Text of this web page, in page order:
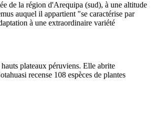
de la région d'Arequipa (sud), à une altitude
auquel il appartient "se caractérise par
à une extraordinaire variété
plateaux péruviens. Elle abrite
recense 108 espèces de plantes